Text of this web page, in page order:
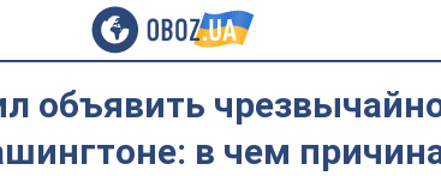
объявить
в чем